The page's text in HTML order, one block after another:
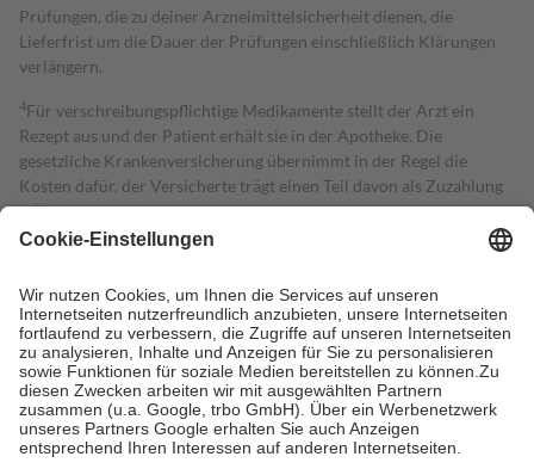
Prüfungen, die zu deiner Arzneimittelsicherheit dienen, die
Lieferfrist um die Dauer der Prüfungen einschließlich Klärungen
verlängern.
4Für verschreibungspflichtige Medikamente stellt der Arzt ein
Rezept aus und der Patient erhält sie in der Apotheke. Die
gesetzliche Krankenversicherung übernimmt in der Regel die
Kosten dafür, der Versicherte trägt einen Teil davon als Zuzahlung
mit.
Grundsätzlich leisten Mitglieder Zuzahlungen in Höhe von zehn
höchstens zehn Euro.
Es sind jedoch nie mehr als die tatsächlichen
Kosten der Leistung zu entrichten.
Diese Regeln gelten grundsätzlich auch für Online-Apotheken.
Bei Heilmitteln und häuslicher Krankenpflege beträgt die
Zuzahlung zehn Prozent der Kosten sowie zehn Euro je
Verordnung.
Um das Engagement der Versicherten für ihre eigene Gesundheit zu
stärken und die besondere Stellung der Familie zu unterstützen,